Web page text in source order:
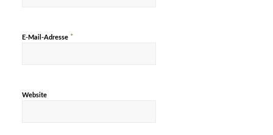
E-Mail-Adresse *
Website